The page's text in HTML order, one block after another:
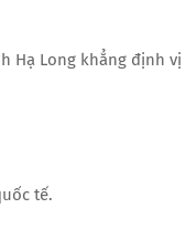
Hạ Long khẳng định vị
tế.